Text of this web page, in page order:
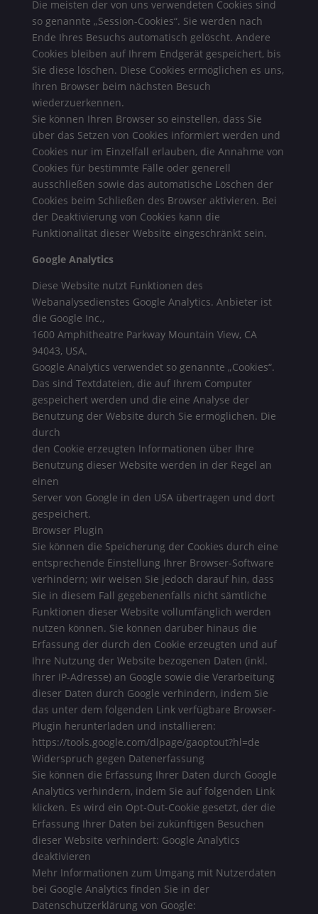
Die meisten der von uns verwendeten Cookies sind
so genannte „Session-Cookies“. Sie werden nach
Ende Ihres Besuchs automatisch gelöscht. Andere
Cookies bleiben auf Ihrem Endgerät gespeichert, bis
Sie diese löschen. Diese Cookies ermöglichen es uns,
Ihren Browser beim nächsten Besuch
wiederzuerkennen.
Sie können Ihren Browser so einstellen, dass Sie
über das Setzen von Cookies informiert werden und
Cookies nur im Einzelfall erlauben, die Annahme von
Cookies für bestimmte Fälle oder generell
ausschließen sowie das automatische Löschen der
Cookies beim Schließen des Browser aktivieren. Bei
der Deaktivierung von Cookies kann die
Funktionalität dieser Website eingeschränkt sein.
Google Analytics
Diese Website nutzt Funktionen des
Webanalysedienstes Google Analytics. Anbieter ist
die Google Inc.,
1600 Amphitheatre Parkway Mountain View, CA
94043, USA.
Google Analytics verwendet so genannte „Cookies“.
Das sind Textdateien, die auf Ihrem Computer
gespeichert werden und die eine Analyse der
Benutzung der Website durch Sie ermöglichen. Die
durch
den Cookie erzeugten Informationen über Ihre
Benutzung dieser Website werden in der Regel an
einen
Server von Google in den USA übertragen und dort
gespeichert.
Browser Plugin
Sie können die Speicherung der Cookies durch eine
entsprechende Einstellung Ihrer Browser-Software
verhindern; wir weisen Sie jedoch darauf hin, dass
Sie in diesem Fall gegebenenfalls nicht sämtliche
Funktionen dieser Website vollumfänglich werden
nutzen können. Sie können darüber hinaus die
Erfassung der durch den Cookie erzeugten und auf
Ihre Nutzung der Website bezogenen Daten (inkl.
Ihrer IP-Adresse) an Google sowie die Verarbeitung
dieser Daten durch Google verhindern, indem Sie
das unter dem folgenden Link verfügbare Browser-
Plugin herunterladen und installieren:
https://tools.google.com/dlpage/gaoptout?hl=de
Widerspruch gegen Datenerfassung
Sie können die Erfassung Ihrer Daten durch Google
Analytics verhindern, indem Sie auf folgenden Link
klicken. Es wird ein Opt-Out-Cookie gesetzt, der die
Erfassung Ihrer Daten bei zukünftigen Besuchen
dieser Website verhindert: Google Analytics
deaktivieren
Mehr Informationen zum Umgang mit Nutzerdaten
bei Google Analytics finden Sie in der
Datenschutzerklärung von Google: